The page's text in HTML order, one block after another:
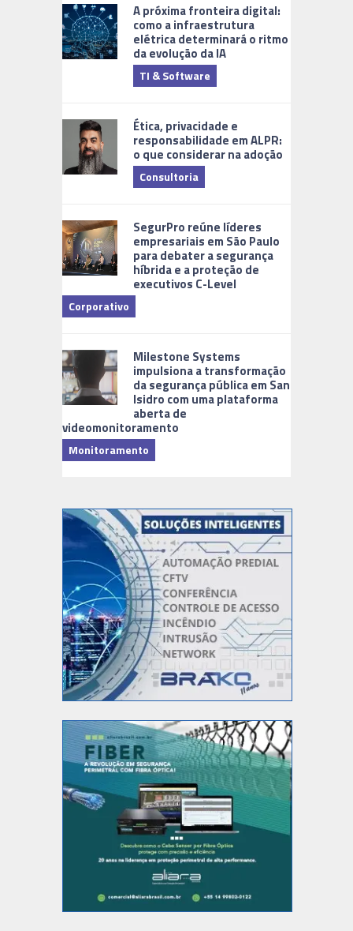
A próxima fronteira digital:
como a infraestrutura
elétrica determinará o ritmo
da evolução da IA
TI & Software
Ética, privacidade e
responsabilidade em ALPR:
o que considerar na adoção
Consultoria
SegurPro reúne líderes
empresariais em São Paulo
para debater a segurança
híbrida e a proteção de
executivos C-Level
Corporativo
Milestone Systems
impulsiona a transformação
da segurança pública em San
Isidro com uma plataforma
aberta de
videomonitoramento
Monitoramento